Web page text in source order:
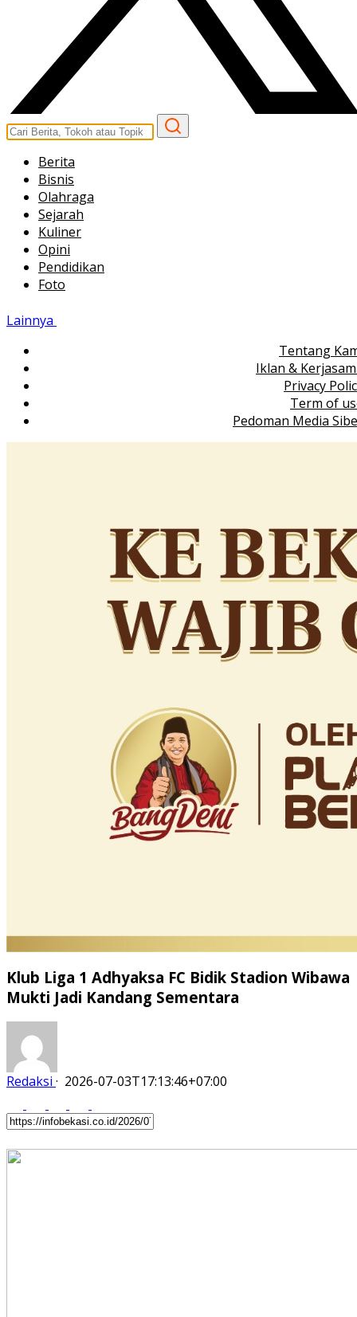
Berita
Bisnis
Olahraga
Sejarah
Kuliner
Opini
Pendidikan
Foto
Lainnya
Tentang
Iklan &
Privacy
Term of
Pedoman Media
Klub Liga 1 Adhyaksa FC Bidik Stadion Wibawa
Mukti Jadi Kandang Sementara
Redaksi · 2026-07-03T17:13:46+07:00